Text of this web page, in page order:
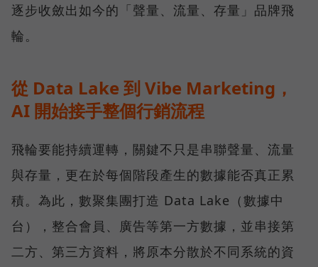
逐步收斂出如今的「聲量、流量、存量」品牌飛
輪。
從 Data Lake 到 Vibe Marketing，
AI 開始接手整個行銷流程
飛輪要能持續運轉，關鍵不只是串聯聲量、流量
與存量，更在於每個階段產生的數據能否真正累
積。為此，數聚集團打造 Data Lake（數據中
台），整合會員、廣告等第一方數據，並串接第
二方、第三方資料，將原本分散於不同系統的資